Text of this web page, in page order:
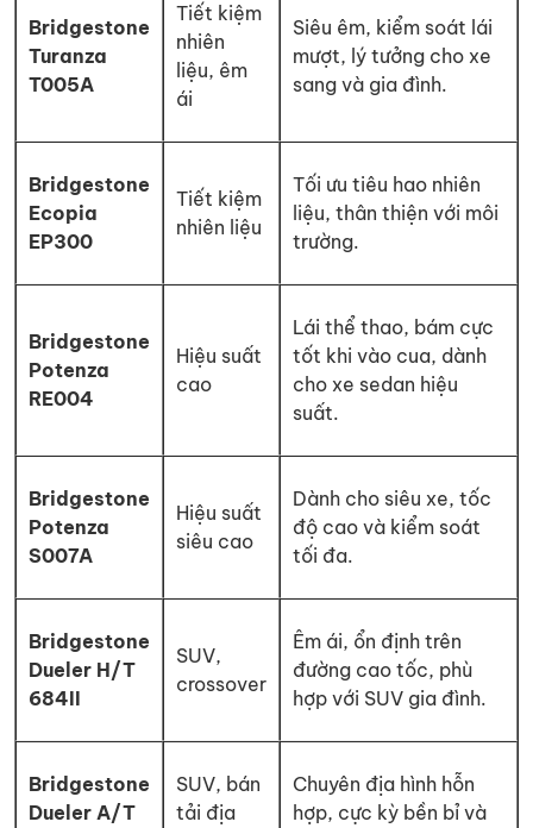
Bridgestone
Turanza
T005A
Tiết kiệm
nhiên
liệu, êm
ái
Siêu êm, kiểm soát lái
mượt, lý tưởng cho xe
sang và gia đình.
Bridgestone
Ecopia
EP300
Tiết kiệm
nhiên liệu
Tối ưu tiêu hao nhiên
liệu, thân thiện với môi
trường.
Bridgestone
Potenza
RE004
Hiệu suất
cao
Lái thể thao, bám cực
tốt khi vào cua, dành
cho xe sedan hiệu
suất.
Bridgestone
Potenza
S007A
Hiệu suất
siêu cao
Dành cho siêu xe, tốc
độ cao và kiểm soát
tối đa.
Bridgestone
Dueler H/T
684II
SUV,
crossover
Êm ái, ổn định trên
đường cao tốc, phù
hợp với SUV gia đình.
Bridgestone
Dueler A/T
SUV, bán
tải địa
Chuyên địa hình hỗn
hợp, cực kỳ bền bỉ và